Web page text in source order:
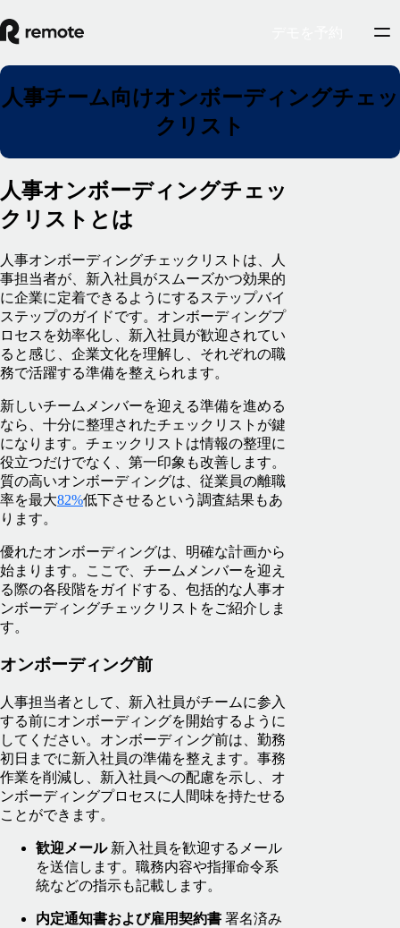
人事チーム向けオンボーディングチェッ
クリスト
人事オンボーディングチェッ
クリストとは
人事オンボーディングチェックリストは、人
事担当者が、新入社員がスムーズかつ効果的
に企業に定着できるようにするステップバイ
ステップのガイドです。オンボーディングプ
ロセスを効率化し、新入社員が歓迎されてい
ると感じ、企業文化を理解し、それぞれの職
務で活躍する準備を整えられます。
新しいチームメンバーを迎える準備を進める
なら、十分に整理されたチェックリストが鍵
になります。チェックリストは情報の整理に
役立つだけでなく、第一印象も改善します。
質の高いオンボーディングは、従業員の離職
率を最大82%低下させるという調査結果もあ
ります。
優れたオンボーディングは、明確な計画から
始まります。ここで、チームメンバーを迎え
る際の各段階をガイドする、包括的な人事オ
ンボーディングチェックリストをご紹介しま
す。
オンボーディング前
人事担当者として、新入社員がチームに参入
する前にオンボーディングを開始するように
してください。オンボーディング前は、勤務
初日までに新入社員の準備を整えます。事務
作業を削減し、新入社員への配慮を示し、オ
ンボーディングプロセスに人間味を持たせる
ことができます。
歓迎メール 新入社員を歓迎するメール
を送信します。職務内容や指揮命令系
統などの指示も記載します。
内定通知書および雇用契約書 署名済み